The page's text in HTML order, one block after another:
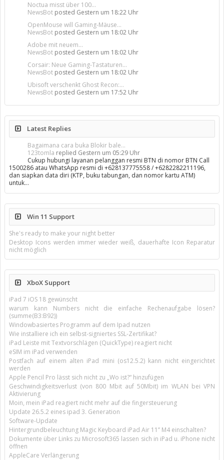
Noctua misst über 100...
NewsBot posted Gestern um 18:22 Uhr
OpenMouse will Gaming-Mäuse...
NewsBot posted Gestern um 18:02 Uhr
Adobe mit neuem...
NewsBot posted Gestern um 18:02 Uhr
Corsair: Neue Gaming-Tastaturen...
NewsBot posted Gestern um 18:02 Uhr
Ubisoft verschenkt Ghost Recon:...
NewsBot posted Gestern um 17:52 Uhr
Latest Replies
Bagaimana cara buka Blokir bale...
123tomla replied Gestern um 05:29 Uhr
Cukup hubungi layanan pelanggan resmi BTN di nomor BTN Call
1500286 atau WhatsApp resmi di +628137775558 / +6282282211196,
dan siapkan data diri (KTP, buku tabungan, dan nomor kartu ATM)
untuk…
Win 11 Support
She's ready to make your night better
Desktop Icons werden immer wieder weiß, dauerhafte Icon Reparatur
nicht möglich
XboX Support
iPad 7 iOS 18 gewünscht
warum kann Numbers nicht die einfache Rechenaufgabe lösen?
(summe(B3:B92))
Windowbasiertes Programm auf dem Ipad nutzen
Wie installiere ich ein selbst-signiertes SSL-Zertifikat?
iPad Leiste mit Textvorschlägen (QuickType) reagiert nicht
eSIM im iPad verwenden
Postfach auf einem alten iPad mini (os12.5.2) kann nicht eingerichtet
werden
Apple Pencil Pro lässt sich nicht zu „Wo ist?“ hinzufügen
Geschwindigkeitsverlust (von 800 Mbit auf 50Mbit) im WLAN bei VPN
Aktivierung
Moin, mein iPad reagiert nicht mehr auf die fingersteuerung
Update 26.5.2 eines ipad 3. Generation
Software-Update
Hintergrundbeleuchtung Magic Keyboard iPad Air 11’’ M4 einschalten?
Dokumente über Links zu Microsoft365 lassen sich in iPad u. iPhone nicht
öffnen
AppleCare Verlängerung